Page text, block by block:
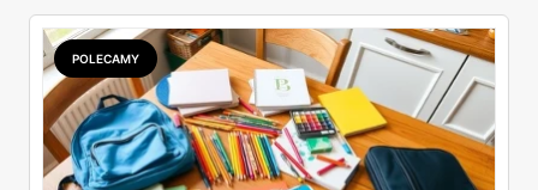
POLECAMY